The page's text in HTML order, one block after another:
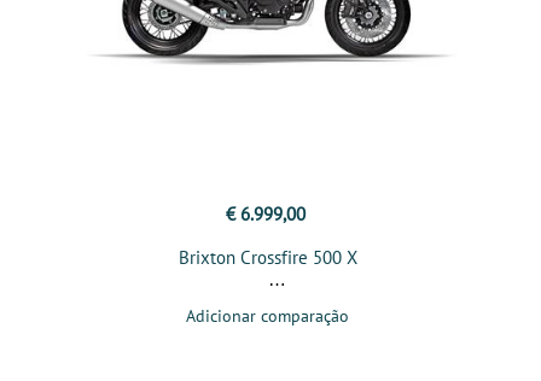
€ 6.999,00
Brixton Crossfire 500 X
Adicionar comparação